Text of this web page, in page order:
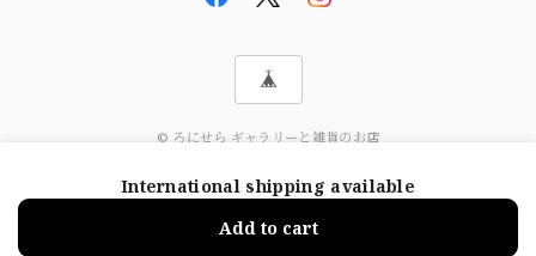
© ろにせら ギャラリーと雑貨のお店
International shipping available
Add to cart
ショップに質問する